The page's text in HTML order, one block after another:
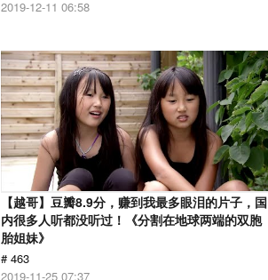
2019-12-11 06:58
【越哥】豆瓣8.9分，赚到我最多眼泪的片子，国
内很多人听都没听过！《分割在地球两端的双胞
胎姐妹》
# 463
2019-11-25 07:37